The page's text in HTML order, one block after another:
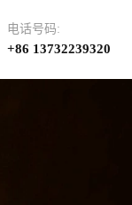
电话号码:
+86 13732239320